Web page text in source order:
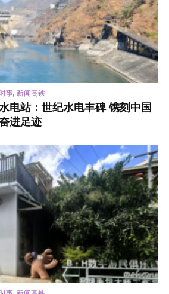
事, 新闻高铁
电站：世纪水电丰碑 镌刻中国
进足迹